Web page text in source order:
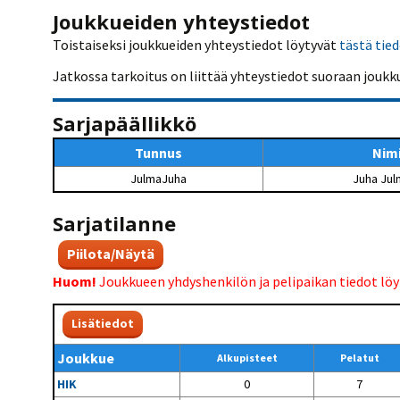
Valiokunnat
Strategia 2025-2030
Vastuullisuus
Ilmoita epäasiallisesta
käytöksestä
NETU in English
Tietosuoja
ohjeet
Rating-artikkelit
Rating-manuaali
6-divisioona
Sarjatiedotteet
Pelipaikat ja
joukkueiden
yhteyshenkilöt
Seurasiirrot
Kisajärjestäjien
Seuratiedotteet
Joukkueiden yhteystiedot
Toistaiseksi joukkueiden yhteystiedot löytyvät tästä
Jatkossa tarkoitus on liittää yhteystiedot suoraan
Sarjapäällikkö
Tunnus
JulmaJuha Juha
Sarjatilanne
Piilota/Näytä
Huom! Joukkueen yhdyshenkilön ja pelipaikan tiedot
Lisätiedot
Joukkue Alkupisteet Pelatut
HIK 0 7